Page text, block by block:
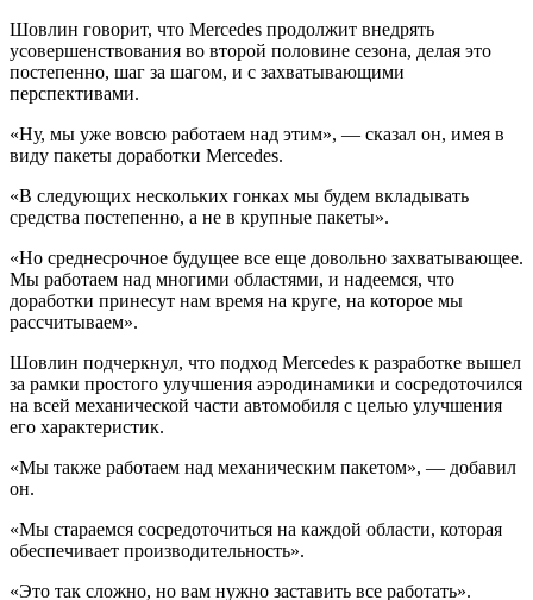
Шовлин говорит, что Mercedes продолжит внедрять
усовершенствования во второй половине сезона, делая это
постепенно, шаг за шагом, и с захватывающими
перспективами.
«Ну, мы уже вовсю работаем над этим», — сказал он, имея в
виду пакеты доработки Mercedes.
«В следующих нескольких гонках мы будем вкладывать
средства постепенно, а не в крупные пакеты».
«Но среднесрочное будущее все еще довольно захватывающее.
Мы работаем над многими областями, и надеемся, что
доработки принесут нам время на круге, на которое мы
рассчитываем».
Шовлин подчеркнул, что подход Mercedes к разработке вышел
за рамки простого улучшения аэродинамики и сосредоточился
на всей механической части автомобиля с целью улучшения
его характеристик.
«Мы также работаем над механическим пакетом», — добавил
он.
«Мы стараемся сосредоточиться на каждой области, которая
обеспечивает производительность».
«Это так сложно, но вам нужно заставить все работать».